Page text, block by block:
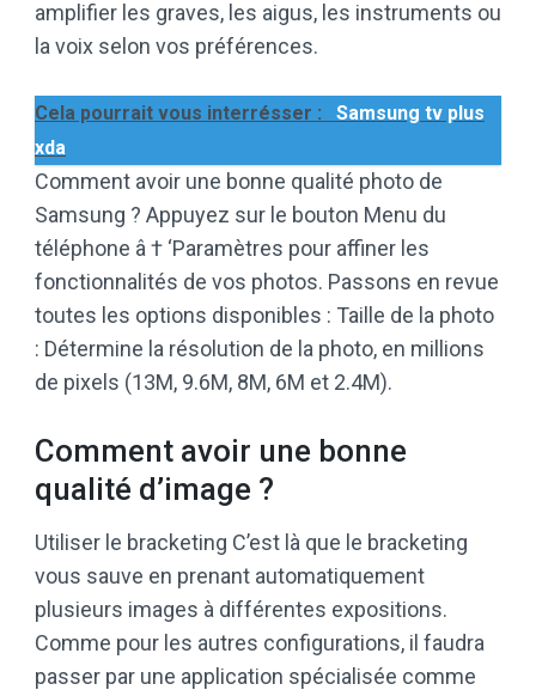
amplifier les graves, les aigus, les instruments ou
la voix selon vos préférences.
Cela pourrait vous interrésser :
Samsung tv plus
xda
Comment avoir une bonne qualité photo de
Samsung ? Appuyez sur le bouton Menu du
téléphone â † ‘Paramètres pour affiner les
fonctionnalités de vos photos. Passons en revue
toutes les options disponibles : Taille de la photo
: Détermine la résolution de la photo, en millions
de pixels (13M, 9.6M, 8M, 6M et 2.4M).
Comment avoir une bonne
qualité d’image ?
Utiliser le bracketing C’est là que le bracketing
vous sauve en prenant automatiquement
plusieurs images à différentes expositions.
Comme pour les autres configurations, il faudra
passer par une application spécialisée comme